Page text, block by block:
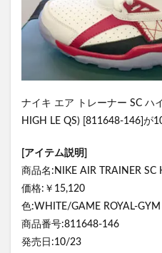
ナイキ エア トレーナー SC ハ
HIGH LE QS) [811648-146]が
[アイテム説明]
商品名:NIKE AIR TRAINER SC
価格:￥15,120
色:WHITE/GAME ROYAL-
商品番号:811648-146
発売日:10/23